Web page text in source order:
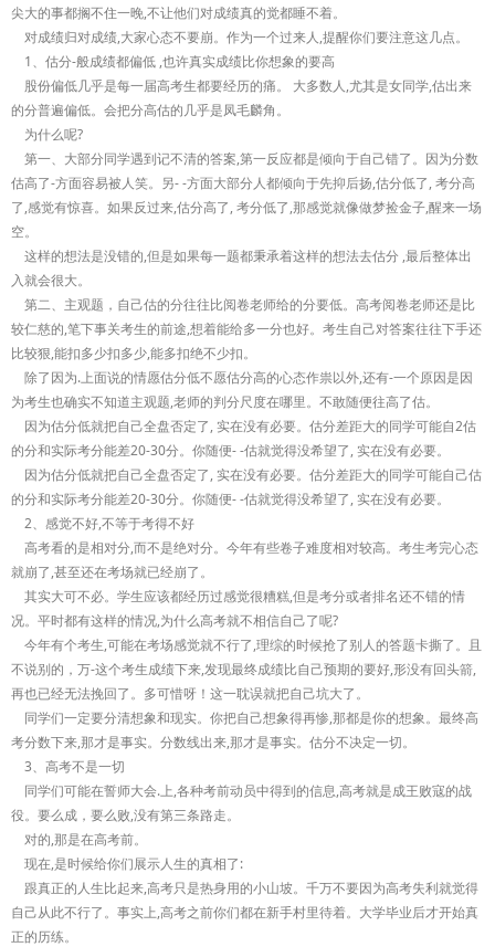
尖大的事都搁不住一晚,不让他们对成绩真的觉都睡不着。
对成绩归对成绩,大家心态不要崩。作为一个过来人,提醒你们要注意这几点。
1、估分-般成绩都偏低 ,也许真实成绩比你想象的要高
股份偏低几乎是每一届高考生都要经历的痛。 大多数人,尤其是女同学,估出来
的分普遍偏低。会把分高估的几乎是凤毛麟角。
为什么呢?
第一、大部分同学遇到记不清的答案,第一反应都是倾向于自己错了。因为分数
估高了-方面容易被人笑。另- -方面大部分人都倾向于先抑后扬,估分低了, 考分高
了,感觉有惊喜。如果反过来,估分高了, 考分低了,那感觉就像做梦捡金子,醒来一场
空。
这样的想法是没错的,但是如果每一题都秉承着这样的想法去估分 ,最后整体出
入就会很大。
第二、主观题，自己估的分往往比阅卷老师给的分要低。高考阅卷老师还是比
较仁慈的,笔下事关考生的前途,想着能给多一分也好。考生自己对答案往往下手还
比较狠,能扣多少扣多少,能多扣绝不少扣。
除了因为.上面说的情愿估分低不愿估分高的心态作祟以外,还有-一个原因是因
为考生也确实不知道主观题,老师的判分尺度在哪里。不敢随便往高了估。
因为估分低就把自己全盘否定了, 实在没有必要。估分差距大的同学可能自2估
的分和实际考分能差20-30分。你随便- -估就觉得没希望了, 实在没有必要。
因为估分低就把自己全盘否定了, 实在没有必要。估分差距大的同学可能自己估
的分和实际考分能差20-30分。你随便- -估就觉得没希望了, 实在没有必要。
2、感觉不好,不等于考得不好
高考看的是相对分,而不是绝对分。今年有些卷子难度相对较高。考生考完心态
就崩了,甚至还在考场就已经崩了。
其实大可不必。学生应该都经历过感觉很糟糕,但是考分或者排名还不错的情
况。平时都有这样的情况,为什么高考就不相信自己了呢?
今年有个考生,可能在考场感觉就不行了,理综的时候抢了别人的答题卡撕了。且
不说别的，万-这个考生成绩下来,发现最终成绩比自己预期的要好,形没有回头箭,
再也已经无法挽回了。多可惜呀！这一耽误就把自己坑大了。
同学们一定要分清想象和现实。你把自己想象得再惨,那都是你的想象。最终高
考分数下来,那才是事实。分数线出来,那才是事实。估分不决定一切。
3、高考不是一切
同学们可能在誓师大会.上,各种考前动员中得到的信息,高考就是成王败寇的战
役。要么成，要么败,没有第三条路走。
对的,那是在高考前。
现在,是时候给你们展示人生的真相了:
跟真正的人生比起来,高考只是热身用的小山坡。千万不要因为高考失利就觉得
自己从此不行了。事实上,高考之前你们都在新手村里待着。大学毕业后才开始真
正的历练。